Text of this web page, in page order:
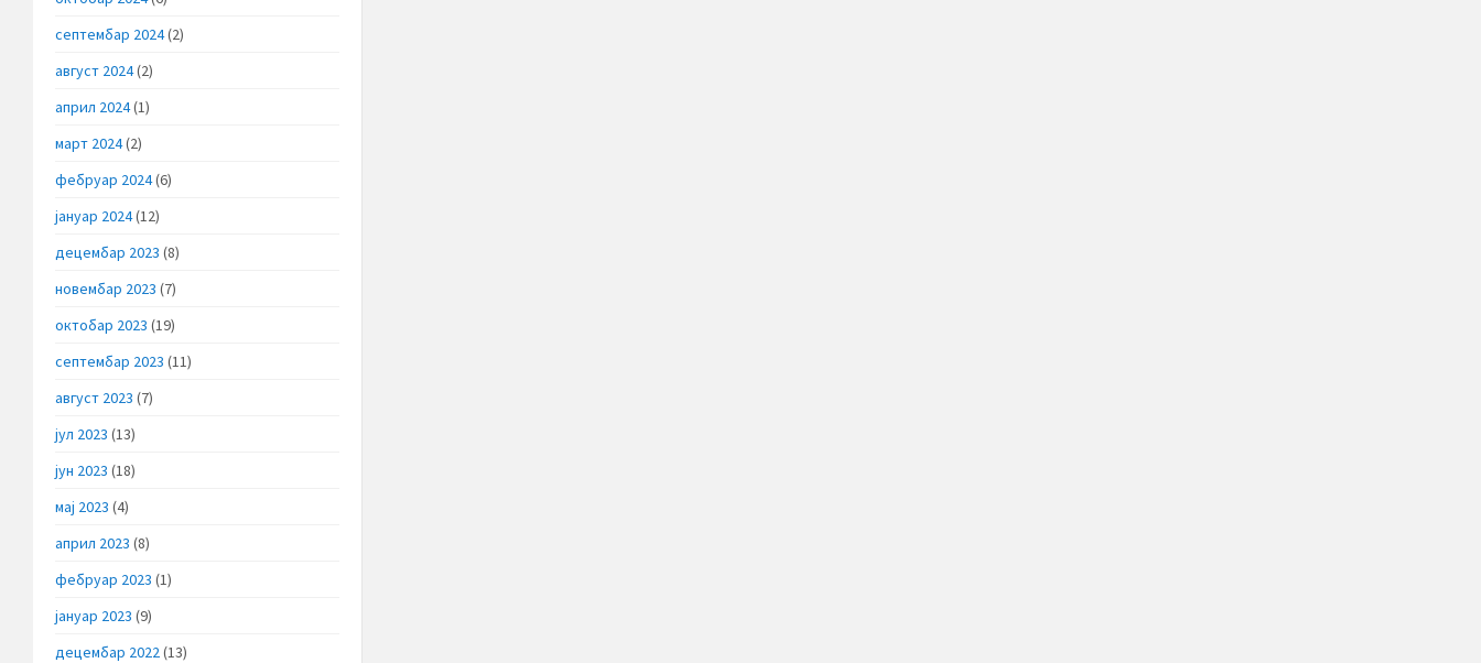
септембар 2024(2)
август 2024(2)
април 2024(1)
март 2024(2)
фебруар 2024(6)
јануар 2024(12)
децембар 2023 (8)
новембар 2023 (7)
октобар 2023 (19)
септембар 2023 (11)
август 2023 (7)
јул 2023 (13)
јун 2023 (18)
мај 2023 (4)
април 2023 (8)
фебруар 2023 (1)
јануар 2023 (9)
децембар 2022(13)